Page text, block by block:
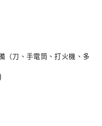
（刀、手電筒、打火機、多